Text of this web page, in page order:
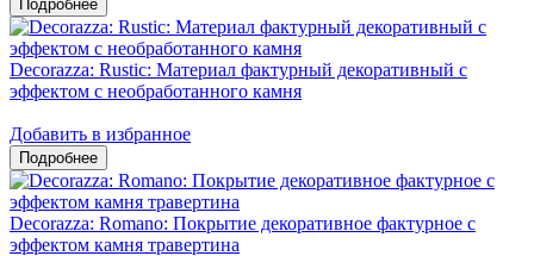
Decorazza: Rustic: Материал фактурный декоративный с
эффектом с необработанного камня
Добавить в избранное
Decorazza: Romano: Покрытие декоративное фактурное с
эффектом камня травертина